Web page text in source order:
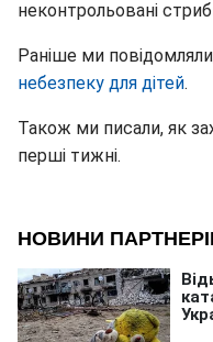
неконтрольовані
Раніше ми
небезпеку для дітей.
Також ми писали, як
перші тижні.